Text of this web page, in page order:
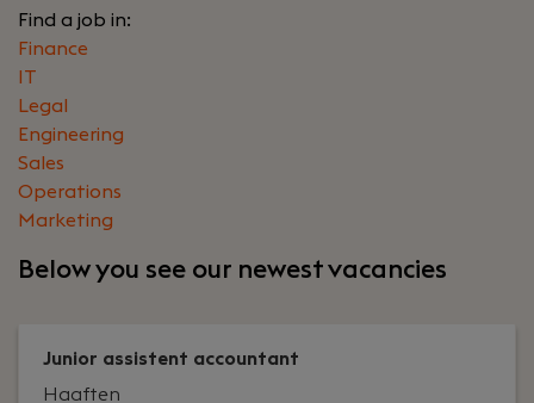
Find a job in:
Finance
IT
Legal
Engineering
Sales
Operations
Marketing
Below you see our newest vacancies
Junior assistent accountant
Haaften